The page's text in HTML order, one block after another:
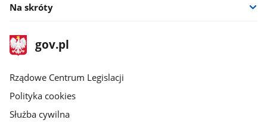
Na skróty
stopka
gov.plStrona
gov.pl
Rządowe Centrum Legislacji
Polityka cookies
Służba cywilna